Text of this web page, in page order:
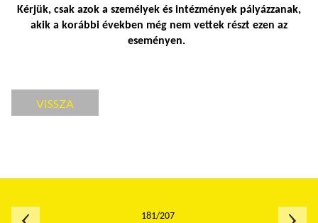
Kérjük, csak azok a személyek és intézmények pályázzanak,
akik a korábbi években még nem vettek részt ezen az
eseményen.
VISSZA
181/207